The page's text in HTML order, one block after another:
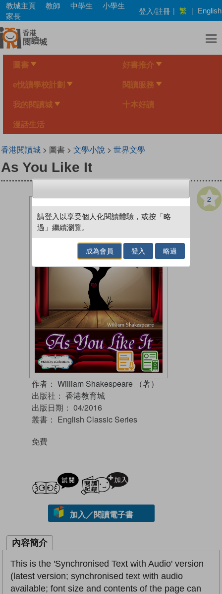
Skip
main
content
教城主頁 教師 中學生
小學生
家長
登入/註冊 | 繁 | English
圖書 好書推介
e悅讀學校計劃 閱讀服務
我的閱讀城 十本好讀
漫話生活
香港閱讀城> 圖書 > 文學小說 > 世界文學
As You Like It
2
作者： William Shakespeare （著）
出版社： 香港教育城
出版日期： 04/2016
叢書： English Classic Series
免費
試閲
加入／閱讀電子書
內容簡介
This is the 'Synchronised Text with Audio' version
(latest version; synchronised text with audio
available; font size and contents of the page can
請登入以享受個人化閱讀體驗，或按「略
過」繼續瀏覽。
成為會員 登入 略過